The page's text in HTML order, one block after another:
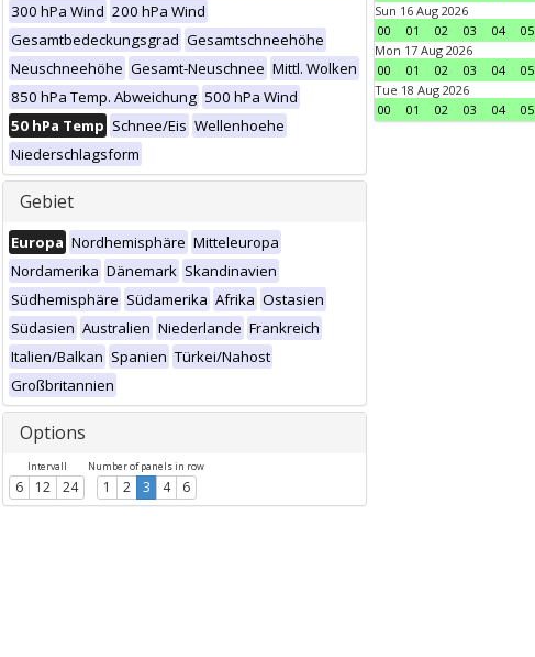
300 hPa Wind 200 hPa Wind
Gesamtbedeckungsgrad Gesamtschneehöhe
Neuschneehöhe Gesamt-Neuschnee Mittl. Wolken
850 hPa Temp. Abweichung 500 hPa Wind
50 hPa Temp Schnee/Eis Wellenhoehe
Niederschlagsform
Gebiet
Europa Nordhemisphäre Mitteleuropa
Nordamerika Dänemark Skandinavien
Südhemisphäre Südamerika Afrika Ostasien
Südasien Australien Niederlande Frankreich
Italien/Balkan Spanien Türkei/Nahost
Großbritannien
Options
Intervall
6 12 24
Number of panels in row
1 2 3 4 6
Sun 16 Aug 2026
00
01 02 03 04 05
Mon 17 Aug 2026
00
01 02 03 04 05
Tue 18 Aug 2026
00
01 02 03 04 05